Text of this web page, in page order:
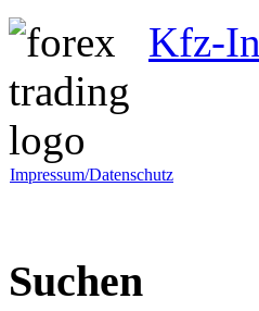
Kfz-
Impressum/Datenschutz
Suchen